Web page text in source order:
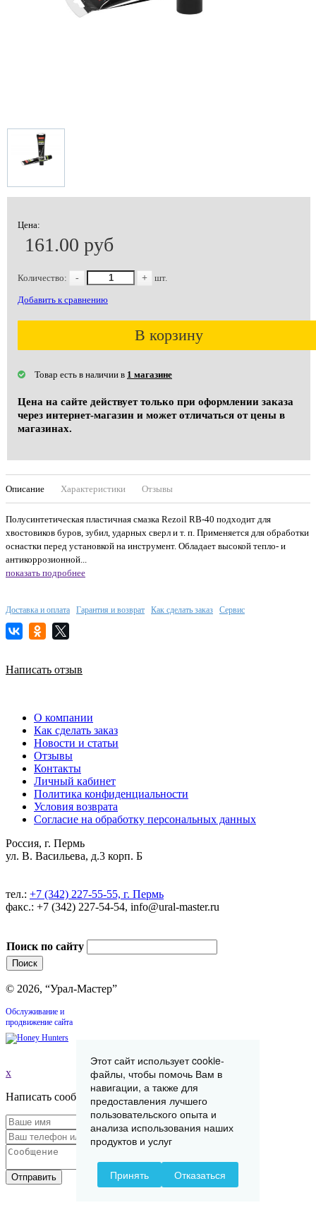
Цена:
161.00 руб
Количество: - + шт.
Добавить к сравнению
В корзину
Товар есть в наличии в 1 магазине
Цена на сайте действует только при оформлении заказа
через интернет-магазин и может отличаться от цены в
магазинах.
Описание Характеристики Отзывы
Полусинтетическая пластичная смазка Rezoil RB-40 подходит для
хвостовиков буров, зубил, ударных сверл и т. п. Применяется для обработки
оснастки перед установкой на инструмент. Обладает высокой тепло- и
антикоррозионной...
показать подробнее
Доставка и оплата Гарантия и возврат Как сделать заказ Сервис
Написать отзыв
О компании
Как сделать заказ
Новости и статьи
Отзывы
Контакты
Личный кабинет
Политика конфиденциальности
Условия возврата
Согласие на обработку персональных данных
Россия, г. Пермь
ул. В. Васильева, д.3 корп. Б
тел.: +7 (342) 227-55-55, г. Пермь
факс.: +7 (342) 227-54-54, info@ural-master.ru
Поиск по сайту
© 2026, “Урал-Мастер”
Обслуживание и
продвижение сайта
x
Написать сообщение
Отправить
Этот сайт использует cookie-
файлы, чтобы помочь Вам в
навигации, а также для
предоставления лучшего
пользовательского опыта и
анализа использования наших
продуктов и услуг
Принять Отказаться